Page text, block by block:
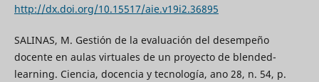
http://dx.doi.org/10.15517/aie.v19i2.36895
SALINAS, M. Gestión de la evaluación del desempeño
docente en aulas virtuales de un proyecto de blended-
learning. Ciencia, docencia y tecnología, ano 28, n. 54, p.